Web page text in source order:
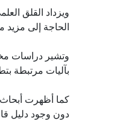
ويزداد القلق
الحاجة إلى مزيد
وتشير دراسات
بآليات مرتبطة
كما أظهرت
دون وجود دليل